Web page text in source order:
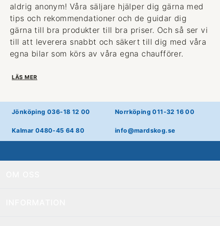
aldrig anonym! Våra säljare hjälper dig gärna med
tips och rekommendationer och de guidar dig
gärna till bra produkter till bra priser. Och så ser vi
till att leverera snabbt och säkert till dig med våra
egna bilar som körs av våra egna chaufförer.
LÄS MER
Jönköping 036-18 12 00 Norrköping 011-32 16 00
Kalmar 0480-45 64 80 info@mardskog.se